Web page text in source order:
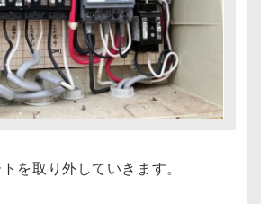
を取り外していきます。